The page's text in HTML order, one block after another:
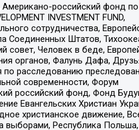
российский фонд по
INVESTMENT FUND,
сотрудничества,
Соединенных Штатов,
совет, Человек в беде,
органов, Фалунь Дафа,
по расследованию
современности, Форум
российский фонд, Фонд
Евангельских Христиан
христианское движение,
выборами, Республика Польша,